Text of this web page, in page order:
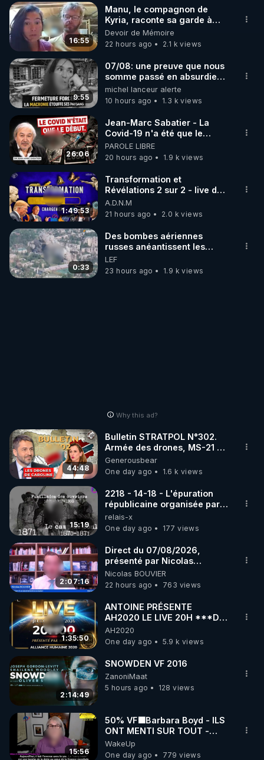
▶ 30 jours gratuit sur l’application de méditation et
de bien-être ENVOL :
Rendez-vous sur https://www.envol.app/code
le code : REGENERE
16:55
Manu, le compagnon de
Kyria, raconte sa garde à
vue musclée. PARTAGEZ!
Devoir de Mémoire
22 hours ago
2.1 k views
9:55
07/08: une preuve que nous
somme passé en absurdie
une dictature qui veut faire
taire ses opposant !
michel lanceur alerte
10 hours ago
1.3 k views
26:06
Jean-Marc Sabatier - La
Covid-19 n'a été que le
début - L'ARNm & l'ARNm-aa
jusqu où auront-t-il ?
PAROLE LIBRE
20 hours ago
1.9 k views
1:49:53
Transformation et
Révélations 2 sur 2 - live du
07/08/26
A.D.N.M
21 hours ago
2.0 k views
0:33
Des bombes aériennes
russes anéantissent les
centres de contrôle de
drones de 3 brigades
ukrainienne
LEF
23 hours ago
1.9 k views
Why this ad?
44:48
Bulletin STRATPOL N°302.
Armée des drones, MS-21 en
série, missiles coréens.
07.08.2026.
Generousbear
One day ago
1.6 k views
15:19
2218 - 14-18 - L'épuration
républicaine organisée par
les frères de la truelle
relais-x
One day ago
177 views
2:07:16
Direct du 07/08/2026,
présenté par Nicolas
BOUVIER
Nicolas BOUVIER
22 hours ago
763 views
1:35:50
ANTOINE PRÉSENTE
AH2020 LE LIVE 20H ***DU
06/08/2026***
AH2020
One day ago
5.9 k views
2:14:49
SNOWDEN VF 2016
ZanoniMaat
5 hours ago
128 views
15:56
50% VF🟩Barbara Boyd - ILS
ONT MENTI SUR TOUT -
Jocelyne Traduction
WakeUp
One day ago
779 views